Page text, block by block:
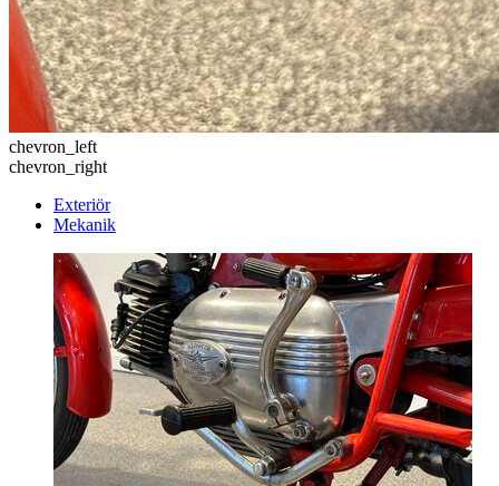
chevron_left
chevron_right
Exteriör
Mekanik